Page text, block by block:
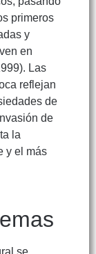
primeros
y
en
Las
reflejan
de
de
la
y el más
se